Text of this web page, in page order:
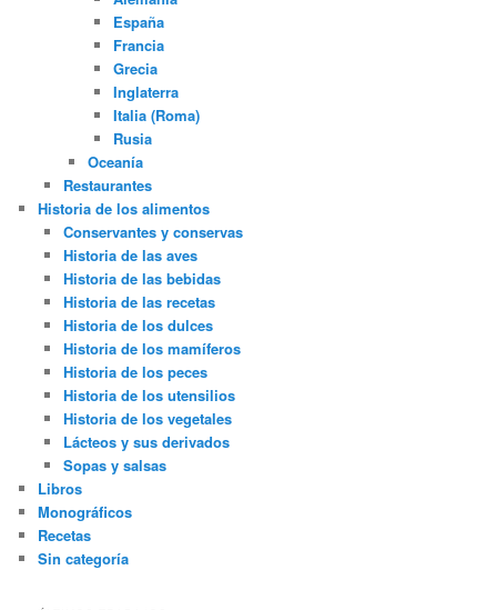
España
Francia
Grecia
Inglaterra
Italia (Roma)
Rusia
Oceanía
Restaurantes
Historia de los alimentos
Conservantes y conservas
Historia de las aves
Historia de las bebidas
Historia de las recetas
Historia de los dulces
Historia de los mamíferos
Historia de los peces
Historia de los utensilios
Historia de los vegetales
Lácteos y sus derivados
Sopas y salsas
Libros
Monográficos
Recetas
Sin categoría